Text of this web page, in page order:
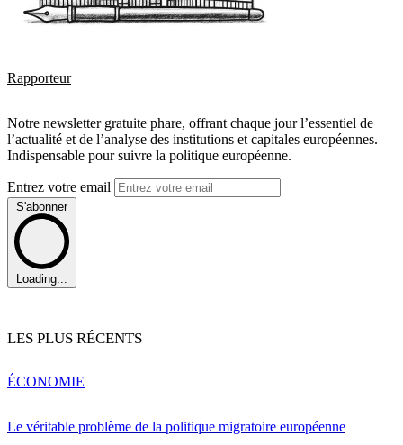
Rapporteur
Notre newsletter gratuite phare, offrant chaque jour l’essentiel de
l’actualité et de l’analyse des institutions et capitales européennes.
Indispensable pour suivre la politique européenne.
Entrez votre email
S'abonner
Loading...
LES PLUS RÉCENTS
Le véritable problème de la politique migratoire européenne
ÉCONOMIE